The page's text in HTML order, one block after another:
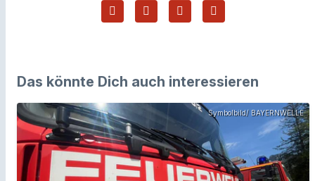
Das könnte Dich auch interessieren
Symbolbild/ BAYERNWELLE